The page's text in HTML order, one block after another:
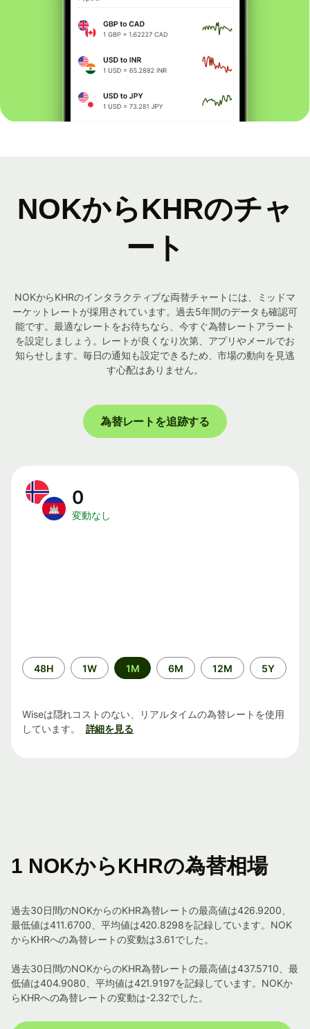
NOKからKHRのチャ
ート
NOKからKHRのインタラクティブな両替チャートには、ミッドマ
ーケットレートが採用されています。過去5年間のデータも確認可
能です。最適なレートをお待ちなら、今すぐ為替レートアラート
を設定しましょう。レートが良くなり次第、アプリやメールでお
知らせします。毎日の通知も設定できるため、市場の動向を見逃
す心配はありません。
為替レートを追跡する
0
変動なし
期
間
48H 1W 1M 6M 12M 5Y
Wiseは隠れコストのない、リアルタイムの為替レートを使用
しています。
詳細を見る
1 NOKからKHRの為替相場
過去30日間のNOKからのKHR為替レートの最高値は426.9200、
最低値は411.6700、平均値は420.8298を記録しています。NOK
からKHRへの為替レートの変動は3.61でした。
過去30日間のNOKからのKHR為替レートの最高値は437.5710、最
低値は404.9080、平均値は421.9197を記録しています。NOKか
らKHRへの為替レートの変動は-2.32でした。